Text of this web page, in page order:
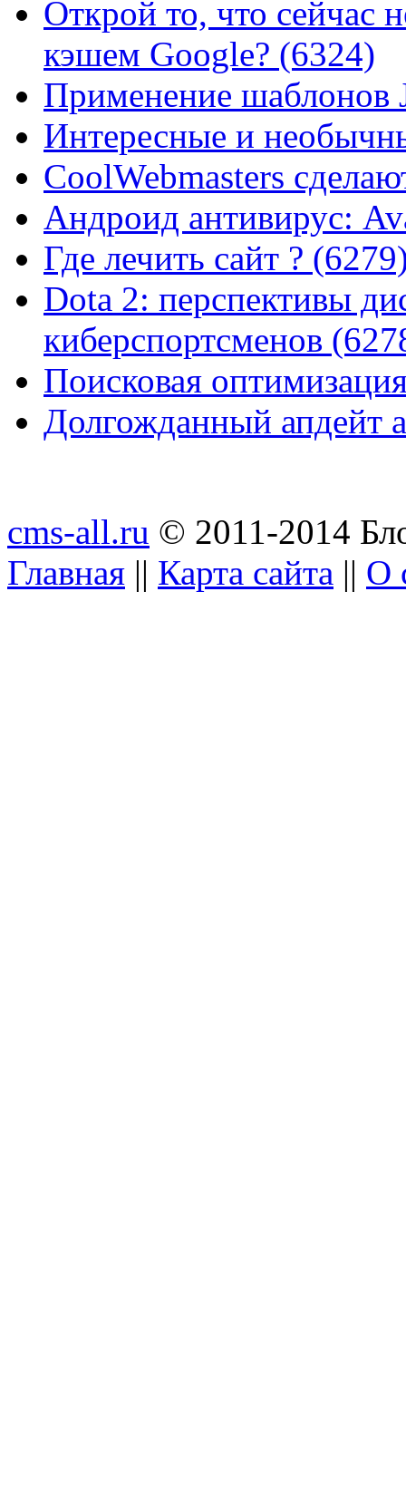
Открой то, что сейчас
кэшем Google? (6324)
Применение шаблонов
Интересные и
CoolWebmasters
Андроид антивирус:
Где лечить сайт ?
Dota 2: перспективы
киберспортсменов
Поисковая
Долгожданный апдейт
cms-all.ru © 2011-2014
Главная || Карта сайта || О